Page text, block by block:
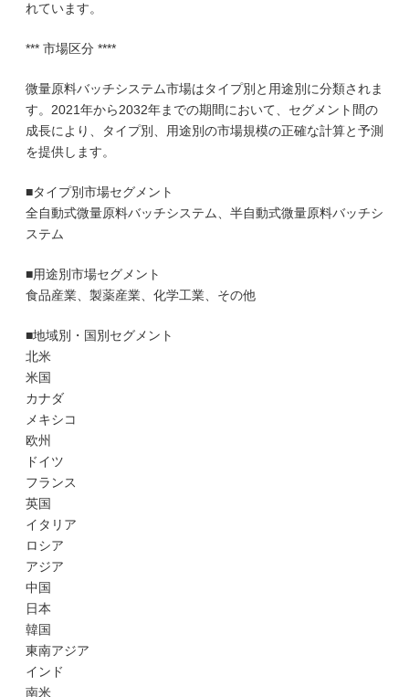
れています。
*** 市場区分 ****
微量原料バッチシステム市場はタイプ別と用途別に分類されま
す。2021年から2032年までの期間において、セグメント間の
成長により、タイプ別、用途別の市場規模の正確な計算と予測
を提供します。
■タイプ別市場セグメント
全自動式微量原料バッチシステム、半自動式微量原料バッチシ
ステム
■用途別市場セグメント
食品産業、製薬産業、化学工業、その他
■地域別・国別セグメント
北米
米国
カナダ
メキシコ
欧州
ドイツ
フランス
英国
イタリア
ロシア
アジア
中国
日本
韓国
東南アジア
インド
南米